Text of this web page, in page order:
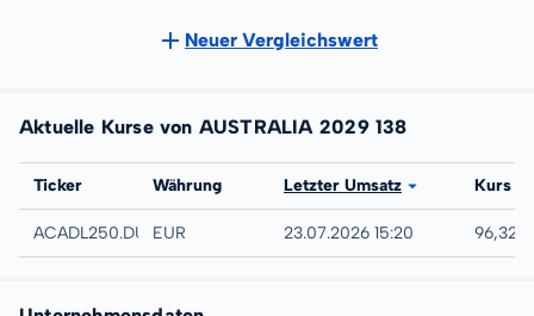
Neuer Vergleichswert
Aktuelle Kurse von AUSTRALIA 2029 138
Börse
Ticker Währung Letzter Umsatz Kurs
Düsseldorf
ACADL250.DUSBEUR 23.07.2026 15:20 96,32 %